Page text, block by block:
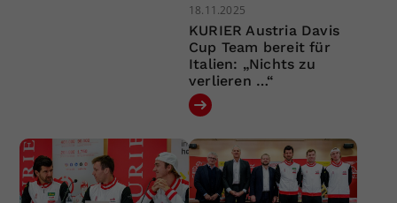
18.11.2025
KURIER Austria Davis
Cup Team bereit für
Italien: „Nichts zu
verlieren …“